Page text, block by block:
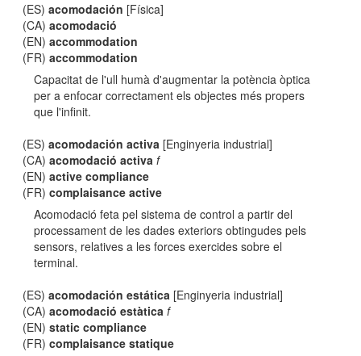
(ES)acomodación [Física]
(CA)acomodació
(EN)accommodation
(FR)accommodation
Capacitat de l'ull humà d'augmentar la potència òptica
per a enfocar correctament els objectes més propers
que l'infinit.
(ES)acomodación activa [Enginyeria industrial]
(CA)acomodació activa f
(EN)active compliance
(FR)complaisance active
Acomodació feta pel sistema de control a partir del
processament de les dades exteriors obtingudes pels
sensors, relatives a les forces exercides sobre el
terminal.
(ES)acomodación estática [Enginyeria industrial]
(CA)acomodació estàtica f
(EN)static compliance
(FR)complaisance statique